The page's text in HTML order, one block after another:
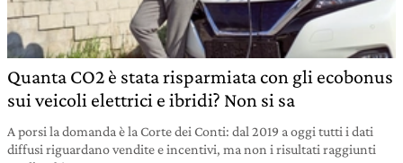
Quanta CO2 è stata risparmiata con gli ecobonus
sui veicoli elettrici e ibridi? Non si sa
A porsi la domanda è la Corte dei Conti: dal 2019 a oggi tutti i dati
diffusi riguardano vendite e incentivi, ma non i risultati raggiunti